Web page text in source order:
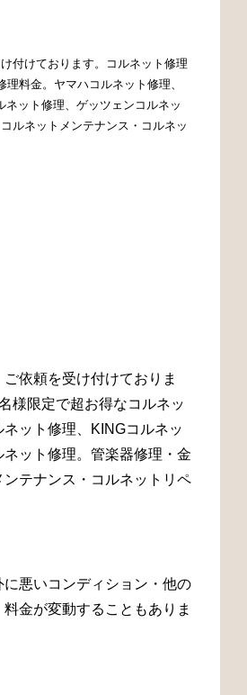
付けております。コルネット修理
料金。ヤマハコルネット修理、
ット修理、ゲッツェンコルネッ
ルネットメンテナンス・コルネッ
依頼を受け付けておりま
様限定で超お得なコルネッ
ット修理、KINGコルネッ
ット修理。管楽器修理・金
テナンス・コルネットリペ
悪いコンディション・他の
金が変動することもありま